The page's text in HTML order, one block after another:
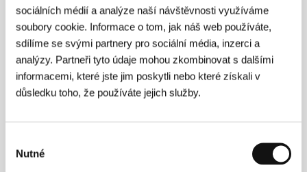
sociálních médií a analýze naší návštěvnosti využíváme
soubory cookie. Informace o tom, jak náš web používáte,
sdílíme se svými partnery pro sociální média, inzerci a
analýzy. Partneři tyto údaje mohou zkombinovat s dalšími
informacemi, které jste jim poskytli nebo které získali v
důsledku toho, že používáte jejich služby.
souhlasu
Nutné
Režie